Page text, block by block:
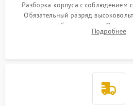
Разборка корпуса с соблюдением
Обязательный разряд
вспышки для безопасности.
пыли, песка и следов влаги с
Подробнее